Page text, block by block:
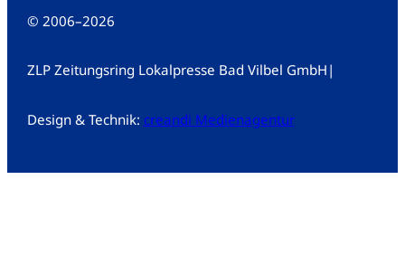
© 2006–2026
ZLP Zeitungsring Lokalpresse Bad Vilbel GmbH |
Design & Technik: creandi Medienagentur